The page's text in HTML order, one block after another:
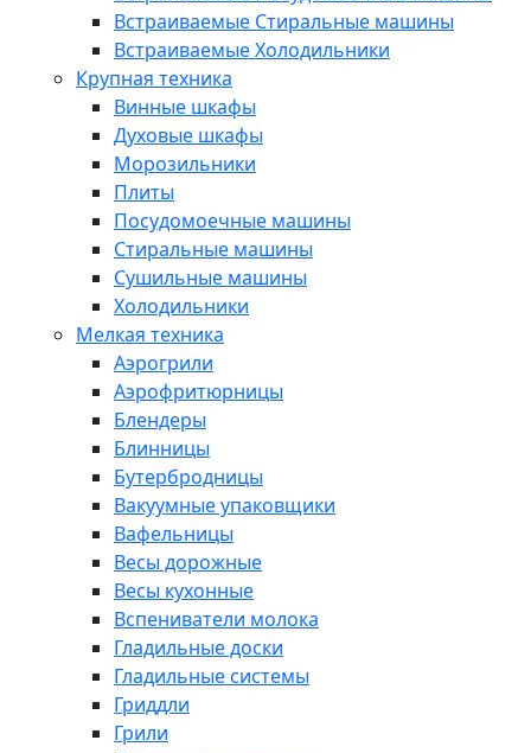
Встраиваемые Стиральные машины
Встраиваемые Холодильники
Крупная техника
Винные шкафы
Духовые шкафы
Морозильники
Плиты
Посудомоечные машины
Стиральные машины
Сушильные машины
Холодильники
Мелкая техника
Аэрогрили
Аэрофритюрницы
Блендеры
Блинницы
Бутербродницы
Вакуумные упаковщики
Вафельницы
Весы дорожные
Весы кухонные
Вспениватели молока
Гладильные доски
Гладильные системы
Гриддли
Грили